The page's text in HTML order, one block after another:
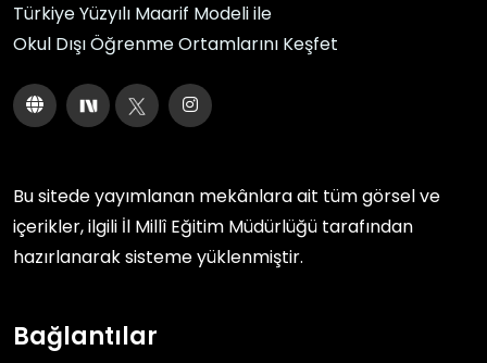
Türkiye Yüzyılı Maarif Modeli ile
Okul Dışı Öğrenme Ortamlarını Keşfet
Bu sitede yayımlanan mekânlara ait tüm görsel ve
içerikler, ilgili İl Millî Eğitim Müdürlüğü tarafından
hazırlanarak sisteme yüklenmiştir.
Bağlantılar